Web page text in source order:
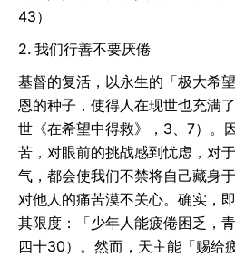
43）
2. 我们行善不要厌倦
基督的复活，以永生的「极大希
恩的种子，使得人在现世也充满
世《在希望中得救》，3、7）。
苦，对眼前的挑战感到忧虑，对
气，都会使我们不禁将自己藏身
对他人的痛苦漠不关心。确实，
其限度：「少年人能疲倦困乏，
四十30）。然而，天主能「赐给